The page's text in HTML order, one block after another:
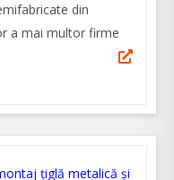
din
a mai multor firme